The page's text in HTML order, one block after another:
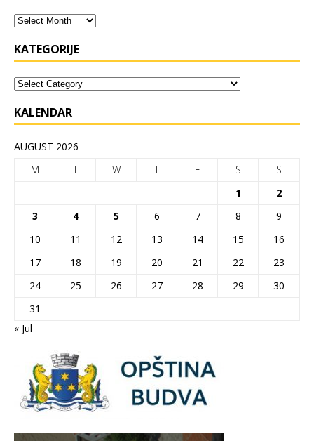
KATEGORIJE
KALENDAR
AUGUST 2026
M
T W T F S
S
1
2
3
4 5 6 7 8
9
10
11 12 13 14 15
16
17
18 19 20 21 22
23
24
25 26 27 28 29
30
31
« Jul